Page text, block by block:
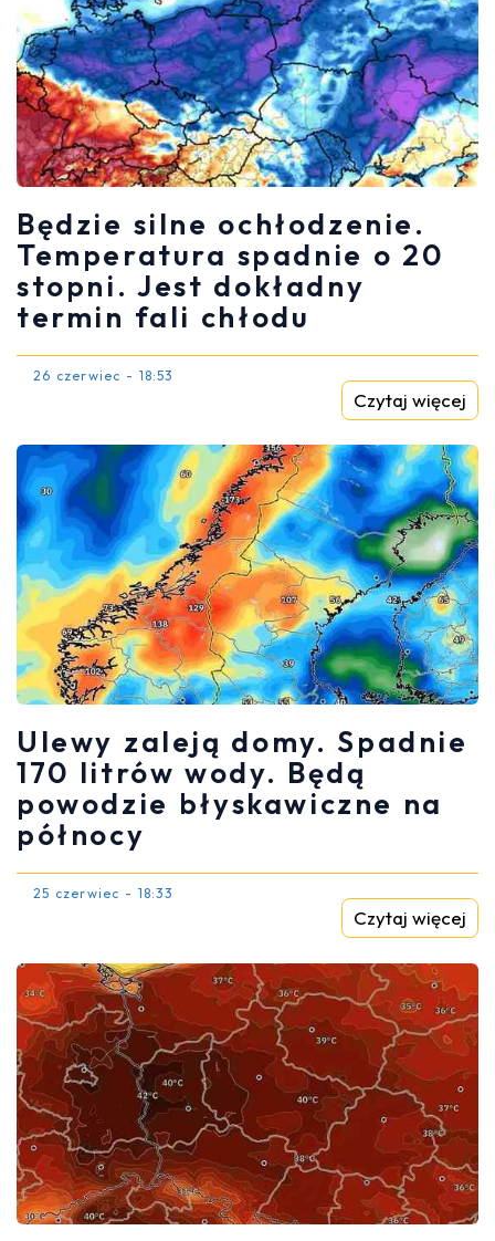
Będzie silne ochłodzenie.
Temperatura spadnie o 20
stopni. Jest dokładny
termin fali chłodu
26 czerwiec - 18:53
Czytaj więcej
Ulewy zaleją domy. Spadnie
170 litrów wody. Będą
powodzie błyskawiczne na
północy
25 czerwiec - 18:33
Czytaj więcej